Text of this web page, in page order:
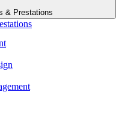
& Prestations